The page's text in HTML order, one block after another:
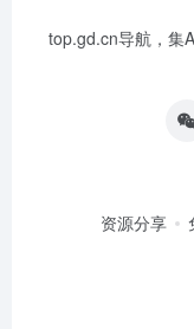
top.gd.cn导航，集
资源分享